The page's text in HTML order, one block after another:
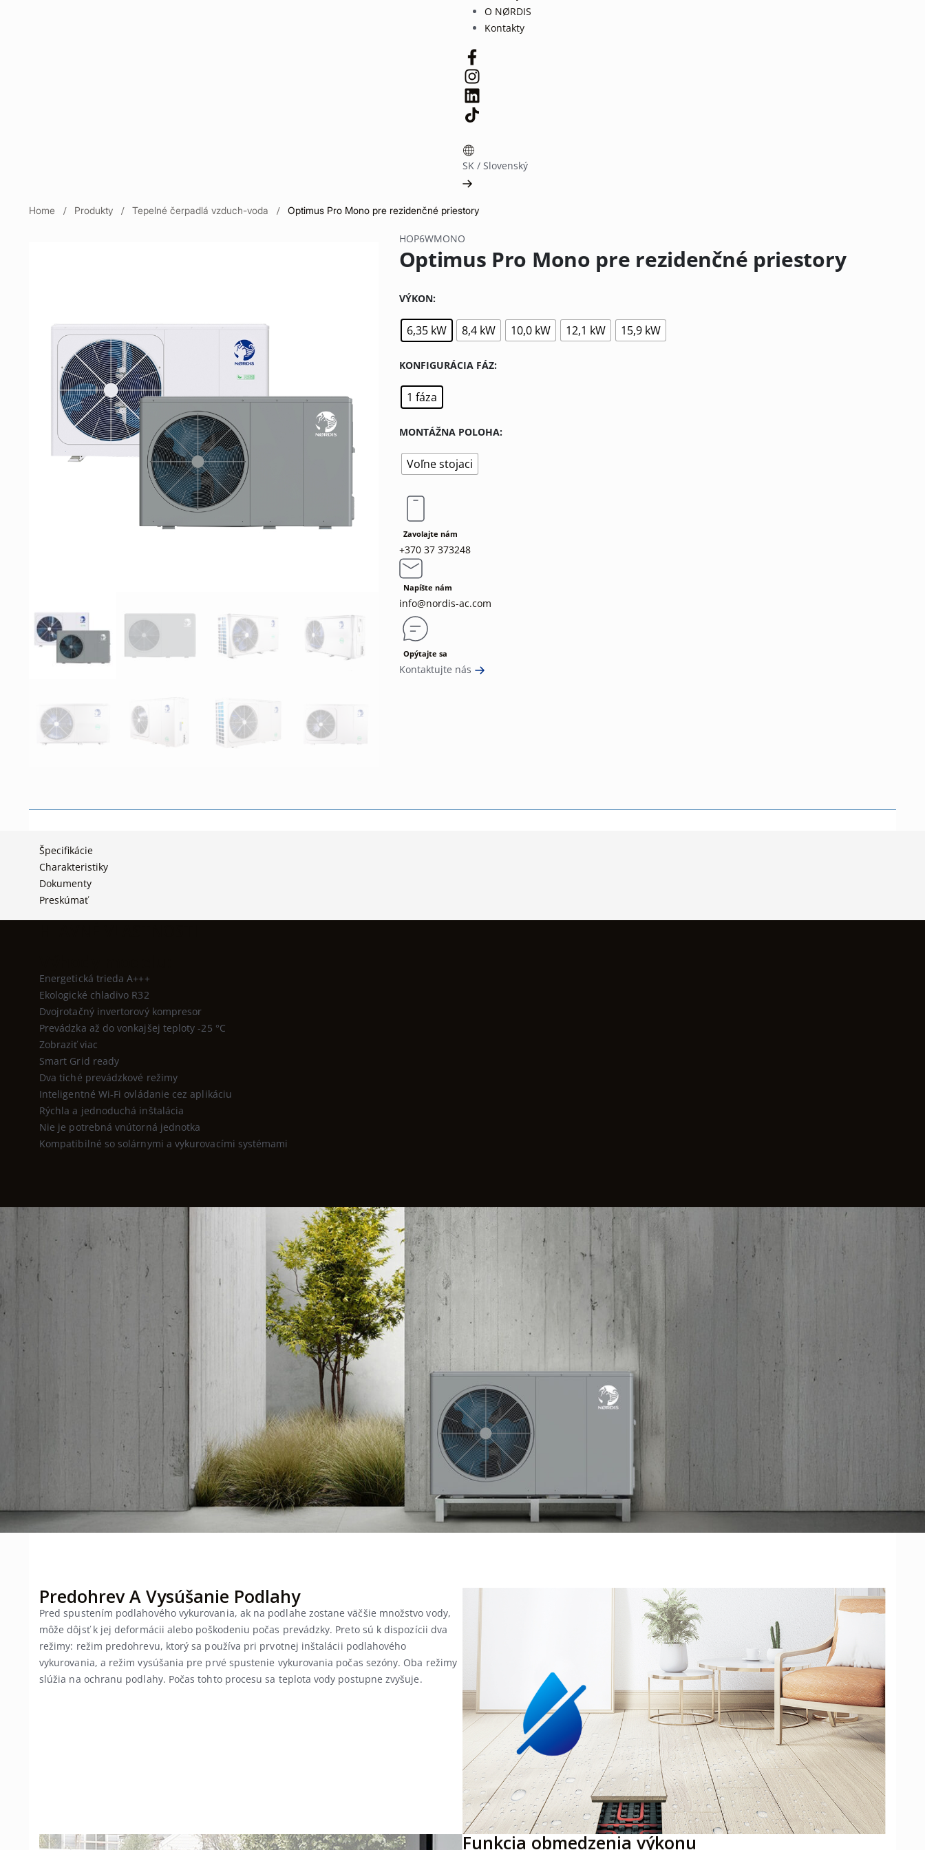
O NØRDIS
Kontakty
SK / Slovenský
Home Produkty Tepelné čerpadlá vzduch-voda Optimus Pro Mono pre rezidenčné priestory
HOP6WMONO
Optimus Pro Mono pre rezidenčné priestory
VÝKON
6,35 kW 8,4 kW 10,0 kW 12,1 kW 15,9 kW
KONFIGURÁCIA FÁZ
1 fáza
MONTÁŽNA POLOHA
Voľne stojaci
Zavolajte nám
+370 37 373248
Napíšte nám
info@nordis-ac.com
Opýtajte sa
Kontaktujte nás
Špecifikácie
Charakteristiky
Dokumenty
Preskúmať
Energetická trieda A+++
Ekologické chladivo R32
Dvojrotačný invertorový kompresor
Prevádzka až do vonkajšej teploty -25 °C
Zobraziť viac
Smart Grid ready
Dva tiché prevádzkové režimy
Inteligentné Wi-Fi ovládanie cez aplikáciu
Rýchla a jednoduchá inštalácia
Nie je potrebná vnútorná jednotka
Kompatibilné so solárnymi a vykurovacími systémami
Predohrev A Vysúšanie Podlahy
Pred spustením podlahového vykurovania, ak na podlahe zostane väčšie množstvo vody,
môže dôjsť k jej deformácii alebo poškodeniu počas prevádzky. Preto sú k dispozícii dva
režimy: režim predohrevu, ktorý sa používa pri prvotnej inštalácii podlahového
vykurovania, a režim vysúšania pre prvé spustenie vykurovania počas sezóny. Oba režimy
slúžia na ochranu podlahy. Počas tohto procesu sa teplota vody postupne zvyšuje.
Funkcia obmedzenia výkonu